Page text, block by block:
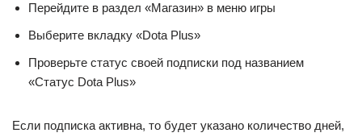
Перейдите в раздел «Магазин» в меню игры
Выберите вкладку «Dota Plus»
Проверьте статус своей подписки под названием
«Статус Dota Plus»
Если подписка активна, то будет указано количество дней,